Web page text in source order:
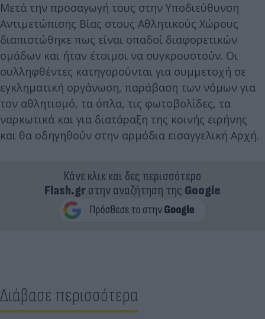
Μετά την προσαγωγή τους στην Υποδιεύθυνση
Αντιμετώπισης Βίας στους Αθλητικούς Χώρους
διαπιστώθηκε πως είναι οπαδοί διαφορετικών
ομάδων και ήταν έτοιμοι να συγκρουστούν. Οι
συλληφθέντες κατηγορούνται για συμμετοχή σε
εγκληματική οργάνωση, παράβαση των νόμων για
τον αθλητισμό, τα όπλα, τις φωτοβολίδες, τα
ναρκωτικά και για διατάραξη της κοινής ειρήνης
και θα οδηγηθούν στην αρμόδια εισαγγελική Αρχή.
Κάνε κλικ και δες περισσότερο
Flash.grστην αναζήτηση της Google
Διάβασε περισσότερα